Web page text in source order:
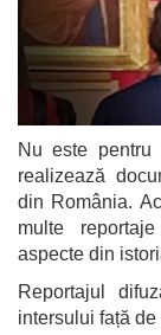
Nu este pentru
realizează
din România.
multe
aspecte din
Reportajul
intersului față